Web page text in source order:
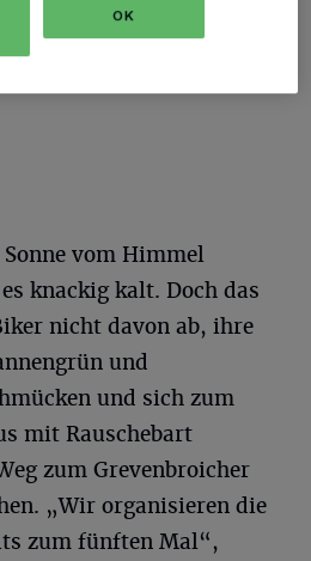
vom Himmel
knackig kalt. Doch das
nicht davon ab, ihre
und
und sich zum
mit Rauschebart
zum Grevenbroicher
„Wir organisieren die
zum fünften Mal“,
OK